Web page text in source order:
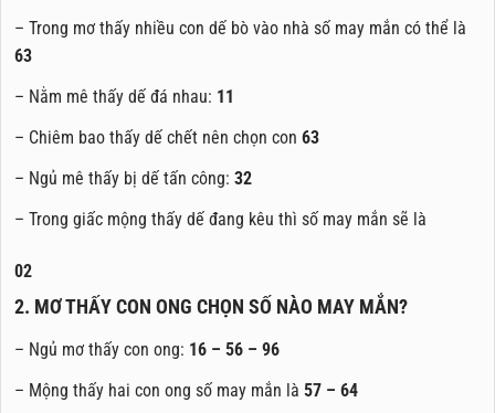
– Trong mơ thấy nhiều con dế bò vào nhà số may mắn có thể là
63
– Nằm mê thấy dế đá nhau: 11
– Chiêm bao thấy dế chết nên chọn con 63
– Ngủ mê thấy bị dế tấn công: 32
– Trong giấc mộng thấy dế đang kêu thì số may mắn sẽ là
02
2. MƠ THẤY CON ONG CHỌN SỐ NÀO MAY MẮN?
– Ngủ mơ thấy con ong: 16 – 56 – 96
– Mộng thấy hai con ong số may mắn là 57 – 64